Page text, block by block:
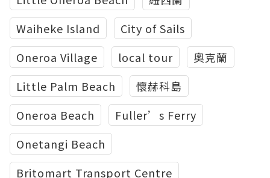
Waiheke Island
City of Sails
Oneroa Village
local tour
奧克蘭
Little Palm Beach
懷赫科島
Oneroa Beach
Fuller’s Ferry
Onetangi Beach
Britomart Transport Centre